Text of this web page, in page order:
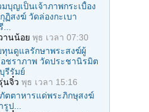
บุญเป็นเจ้าภาพกระเบื้อง
ฏิสงฆ์ วัดล่องกะเบา
านน้อย พุธ เวลา 07:30
นดูแลรักษาพระสงฆ์ผู้
ชราภาพ วัดประชานิรมิต
รีรัมย์
นจิ๋ว พุธ เวลา 15:16
ตตาหารแด่พระภิกษุสงฆ์
ป...